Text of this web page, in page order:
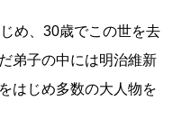
め、30歳でこの世を去
弟子の中には明治維新
はじめ多数の大人物を